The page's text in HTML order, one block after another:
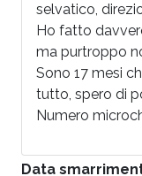
selvatico,
Ho fatto
ma purtroppo
Sono 17 mesi
tutto, spero di
Numero
Data